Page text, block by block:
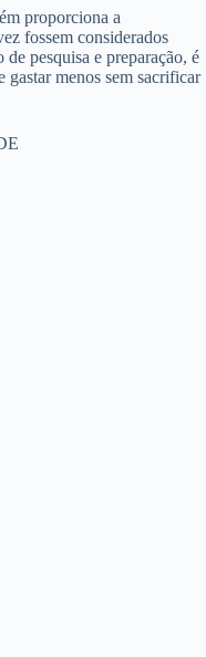
proporciona a
fossem considerados
pesquisa e preparação, é
gastar menos sem sacrificar